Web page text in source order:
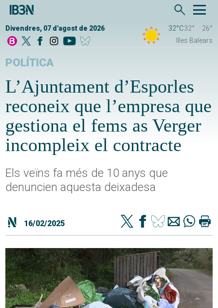
Divendres, 07 d'agost de 2026 32°C32°
26°
Illes Balears
POLÍTICA
L’Ajuntament d’Esporles
reconeix que l’empresa que
gestiona el fems as Verger
incompleix el contracte
Els veïns fa més de 10 anys que
denuncien aquesta deixadesa
16/02/2025